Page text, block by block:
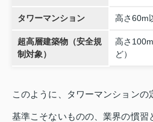
タワーマンション 高さ60m
超高層建築物（安全規
制対象）
高さ
ど）
このように、タワーマンションの
基準こそないものの、業界の慣習